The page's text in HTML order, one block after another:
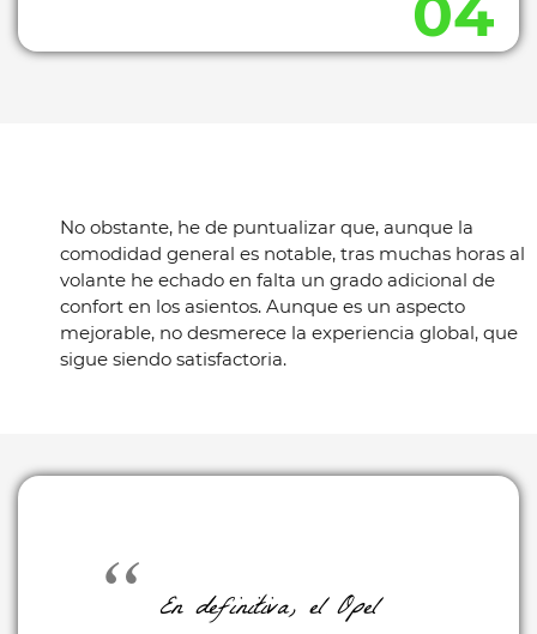
No obstante, he de puntualizar que, aunque la
comodidad general es notable, tras muchas horas al
volante he echado en falta un grado adicional de
confort en los asientos. Aunque es un aspecto
mejorable, no desmerece la experiencia global, que
sigue siendo satisfactoria.
En definitiva, el Opel